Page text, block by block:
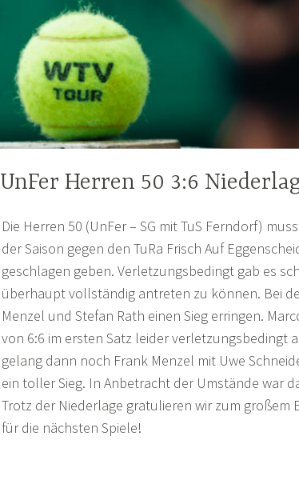
UnFer Herren 50 3:6
Die Herren 50 (UnFer – SG mit TuS Ferndorf)
der Saison gegen den TuRa Frisch Auf
geschlagen geben. Verletzungsbedingt gab es
überhaupt vollständig antreten zu können. Bei
Menzel und Stefan Rath einen Sieg erringen.
von 6:6 im ersten Satz leider verletzungsbedingt
gelang dann noch Frank Menzel mit Uwe
ein toller Sieg. In Anbetracht der Umstände war
Trotz der Niederlage gratulieren wir zum großem
für die nächsten Spiele!